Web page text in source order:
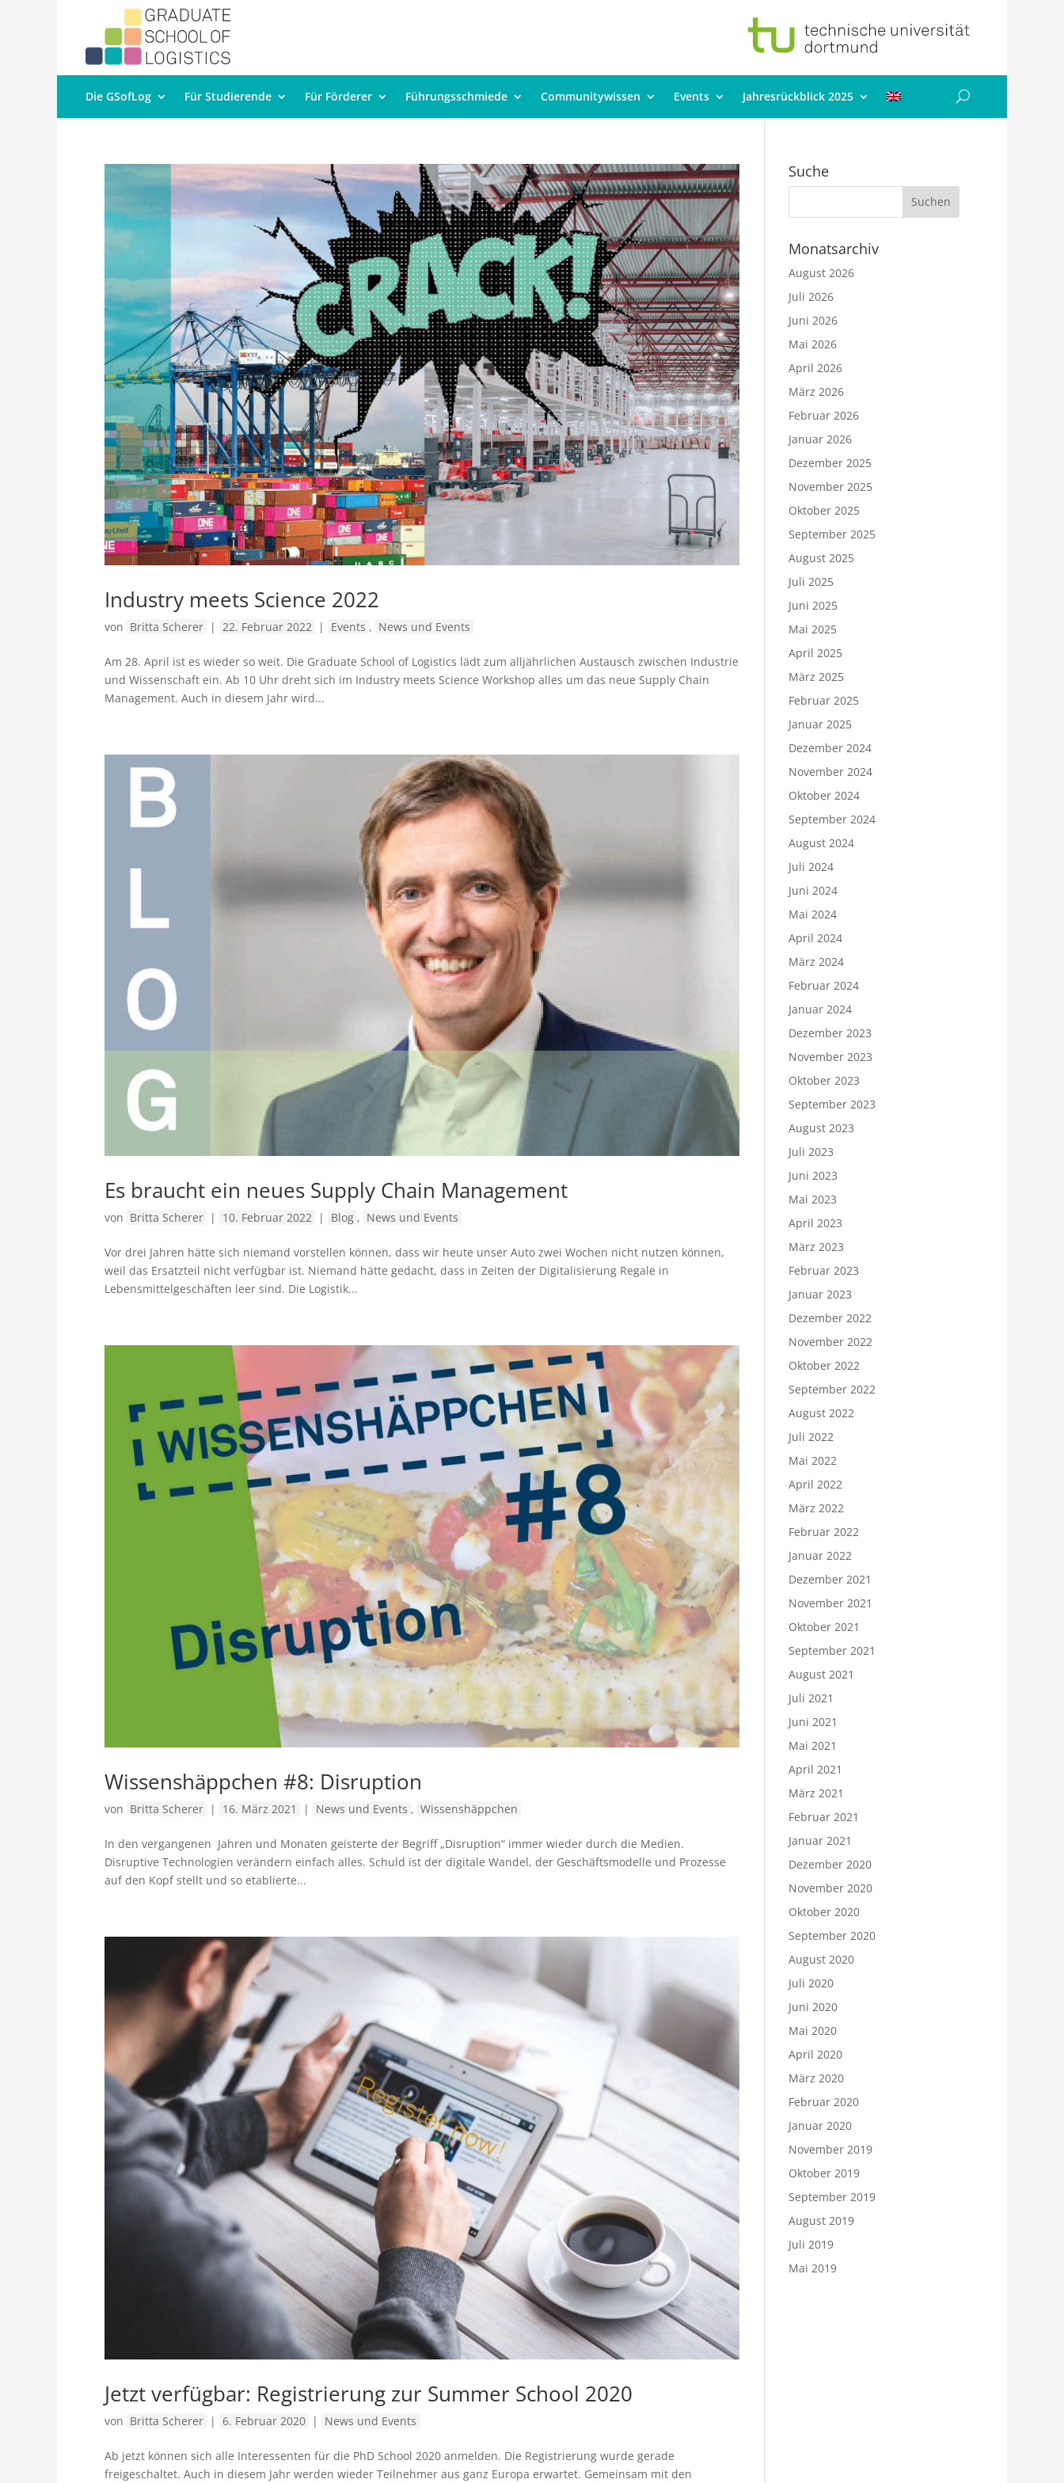
Die GSofLog Für Studierende Für Förderer Führungsschmiede Communitywissen Events Jahresrückblick 2025
Industry meets Science 2022
von Britta Scherer | 22. Februar 2022 | Events , News und Events
Am 28. April ist es wieder so weit. Die Graduate School of Logistics lädt zum alljährlichen Austausch zwischen Industrie
und Wissenschaft ein. Ab 10 Uhr dreht sich im Industry meets Science Workshop alles um das neue Supply Chain
Management. Auch in diesem Jahr wird...
Es braucht ein neues Supply Chain Management
von Britta Scherer | 10. Februar 2022 | Blog , News und Events
Vor drei Jahren hätte sich niemand vorstellen können, dass wir heute unser Auto zwei Wochen nicht nutzen können,
weil das Ersatzteil nicht verfügbar ist. Niemand hätte gedacht, dass in Zeiten der Digitalisierung Regale in
Lebensmittelgeschäften leer sind. Die Logistik...
Wissenshäppchen #8: Disruption
von Britta Scherer | 16. März 2021 | News und Events , Wissenshäppchen
In den vergangenen Jahren und Monaten geisterte der Begriff „Disruption“ immer wieder durch die Medien.
Disruptive Technologien verändern einfach alles. Schuld ist der digitale Wandel, der Geschäftsmodelle und Prozesse
auf den Kopf stellt und so etablierte...
Jetzt verfügbar: Registrierung zur Summer School 2020
von Britta Scherer | 6. Februar 2020 | News und Events
Ab jetzt können sich alle Interessenten für die PhD School 2020 anmelden. Die Registrierung wurde gerade
freigeschaltet. Auch in diesem Jahr werden wieder Teilnehmer aus ganz Europa erwartet. Gemeinsam mit den
Suche
Monatsarchiv
August 2026
Juli 2026
Juni 2026
Mai 2026
April 2026
März 2026
Februar 2026
Januar 2026
Dezember 2025
November 2025
Oktober 2025
September 2025
August 2025
Juli 2025
Juni 2025
Mai 2025
April 2025
März 2025
Februar 2025
Januar 2025
Dezember 2024
November 2024
Oktober 2024
September 2024
August 2024
Juli 2024
Juni 2024
Mai 2024
April 2024
März 2024
Februar 2024
Januar 2024
Dezember 2023
November 2023
Oktober 2023
September 2023
August 2023
Juli 2023
Juni 2023
Mai 2023
April 2023
März 2023
Februar 2023
Januar 2023
Dezember 2022
November 2022
Oktober 2022
September 2022
August 2022
Juli 2022
Mai 2022
April 2022
März 2022
Februar 2022
Januar 2022
Dezember 2021
November 2021
Oktober 2021
September 2021
August 2021
Juli 2021
Juni 2021
Mai 2021
April 2021
März 2021
Februar 2021
Januar 2021
Dezember 2020
November 2020
Oktober 2020
September 2020
August 2020
Juli 2020
Juni 2020
Mai 2020
April 2020
März 2020
Februar 2020
Januar 2020
November 2019
Oktober 2019
September 2019
August 2019
Juli 2019
Mai 2019